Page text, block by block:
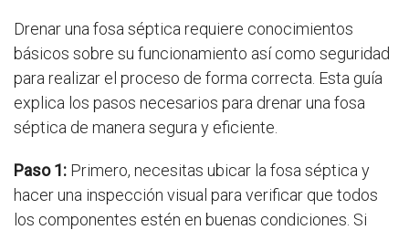
Drenar una fosa séptica requiere conocimientos
básicos sobre su funcionamiento así como seguridad
para realizar el proceso de forma correcta. Esta guía
explica los pasos necesarios para drenar una fosa
séptica de manera segura y eficiente.
Paso 1: Primero, necesitas ubicar la fosa séptica y
hacer una inspección visual para verificar que todos
los componentes estén en buenas condiciones. Si